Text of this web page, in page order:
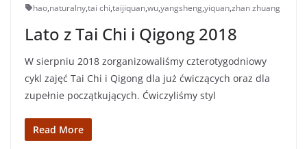
hao,naturalny,tai chi,taijiquan,wu,yangsheng,yiquan,zhan zhuang
Lato z Tai Chi i Qigong 2018
W sierpniu 2018 zorganizowaliśmy czterotygodniowy
cykl zajęć Tai Chi i Qigong dla już ćwiczących oraz dla
zupełnie początkujących. Ćwiczyliśmy styl
Read More